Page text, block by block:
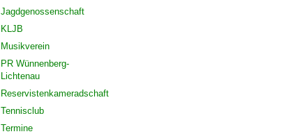
Jagdgenossenschaft
KLJB
Musikverein
PR Wünnenberg-
Lichtenau
Reservistenkameradschaft
Tennisclub
Termine